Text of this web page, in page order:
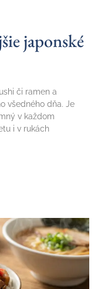
japonské
či ramen a
všedného dňa. Je
v každom
i v rukách